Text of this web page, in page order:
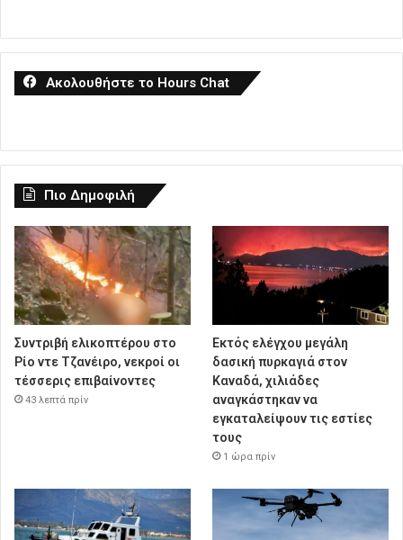
Ακολουθήστε το Hours Chat
Πιο Δημοφιλή
Συντριβή ελικοπτέρου στο
Ρίο ντε Τζανέιρο, νεκροί οι
τέσσερις επιβαίνοντες
43 λεπτά πρίν
Εκτός ελέγχου μεγάλη
δασική πυρκαγιά στον
Καναδά, χιλιάδες
αναγκάστηκαν να
εγκαταλείψουν τις εστίες
τους
1 ώρα πρίν